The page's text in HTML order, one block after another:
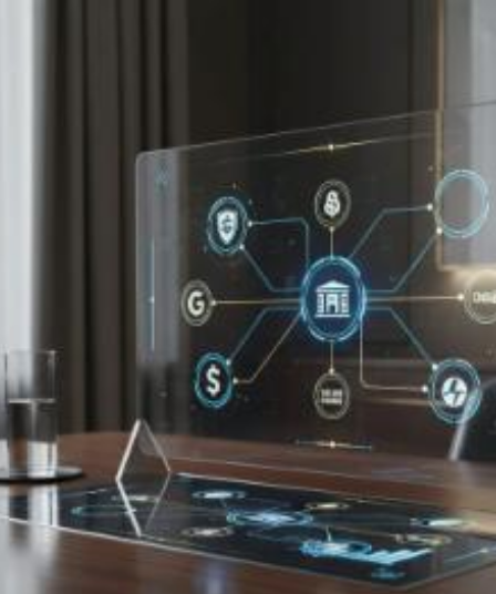
Quanto costa la
gestione dei social
media a Palermo?
Prezzi e tariffe 2026
Il costo medio per la gestione dei social media
va da50€ a 1000€
Vuoi sapere il prezzo preciso per la gestione dei social media?
Ottieni preventivi gratuiti.
È completamente gratuito
Trova marketers